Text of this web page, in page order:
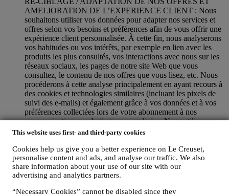
This website uses first- and third-party cookies
Cookies help us give you a better experience on Le Creuset,
personalise content and ads, and analyse our traffic. We also
share information about your use of our site with our
advertising and analytics partners.
“Necessary Cookies” cannot be disabled since they
AMELIORATION DE L’EXPERIENCE CLIENT : Nous
souhaitons utiliser vos données pour adapter nos services et
offres selon vos besoins et préférences afin de vous offrir une
expérience client personnalisée. À cette fin, nous analyserons
vos habitudes ou vos intérêts, par exemple en lien avec les
produits les plus consultés, vos interactions avec nous sur les
réseaux sociaux, les pages de notre site Web que vous
consultez, le contenu de nos offres que vous lisez, etc. Nous
procéderons à cette analyse principalement en ayant recours à
des cookies et technologies similaires (incluant les pixels de
suivi des e-mails) et également grâce à vos données et à vos
préférences collectées lors de votre abonnement à nos
communications marketing personnalisées. Nous utiliserons
ces informations pour gérer nos publicités sur d’autres sites,
ou les offres que vous voyez sur le site Web ou, si vous avez
consenti à vous abonner à nos communications marketing,
pour vous envoyer des communications pertinentes qui
pourraient vous intéresser / des messages que nous croyons